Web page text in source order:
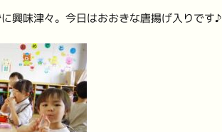
興味津々。今日はおおきな唐揚げ入りです♪